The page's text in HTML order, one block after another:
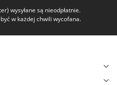
wysyłane są nieodpłatnie.
w każdej chwili wycofana.